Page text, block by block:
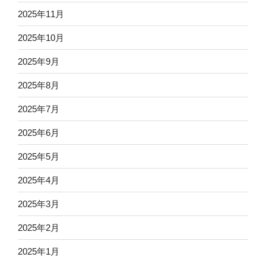
2025年11月
2025年10月
2025年9月
2025年8月
2025年7月
2025年6月
2025年5月
2025年4月
2025年3月
2025年2月
2025年1月